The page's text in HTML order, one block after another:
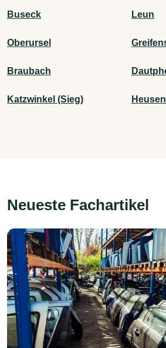
Buseck Leun
Oberursel
Braubach
Katzwinkel (Sieg)
Neueste Fachartikel